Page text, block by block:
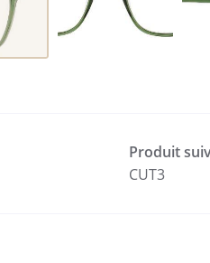
Produit
CUT3